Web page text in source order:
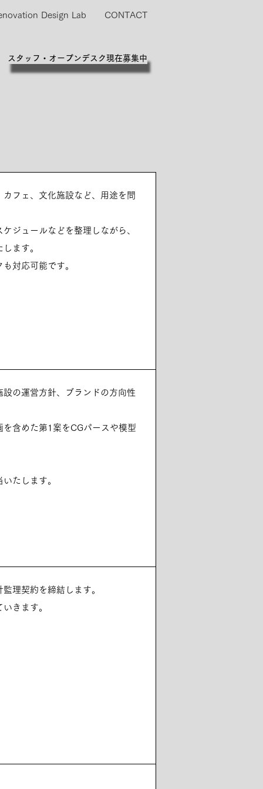
Design Lab CONTACT
スタッフ・オープンデスク現在募集中
フェ、文化施設など、用途を問
ジュールなどを整理しながら、
ます。
対応可能です。
設の運営方針、ブランドの方向性
含めた第1案をCGパースや模型
たします。
理契約を締結します。
きます。